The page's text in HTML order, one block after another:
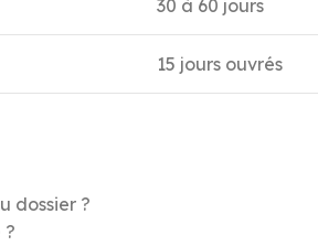
30 à 60 jours
15 jours ouvrés
dossier ?
?